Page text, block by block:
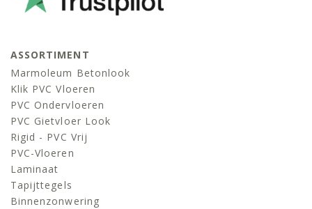
ASSORTIMENT
Marmoleum Betonlook
Klik PVC Vloeren
PVC Ondervloeren
PVC Gietvloer Look
Rigid - PVC Vrij
PVC-Vloeren
Laminaat
Tapijttegels
Binnenzonwering